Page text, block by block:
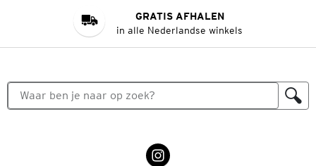
GRATIS AFHALEN
in alle Nederlandse winkels